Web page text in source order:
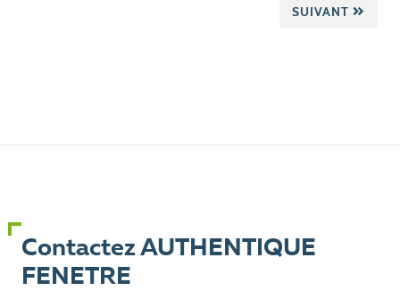
SUIVANT
Contactez AUTHENTIQUE
FENETRE